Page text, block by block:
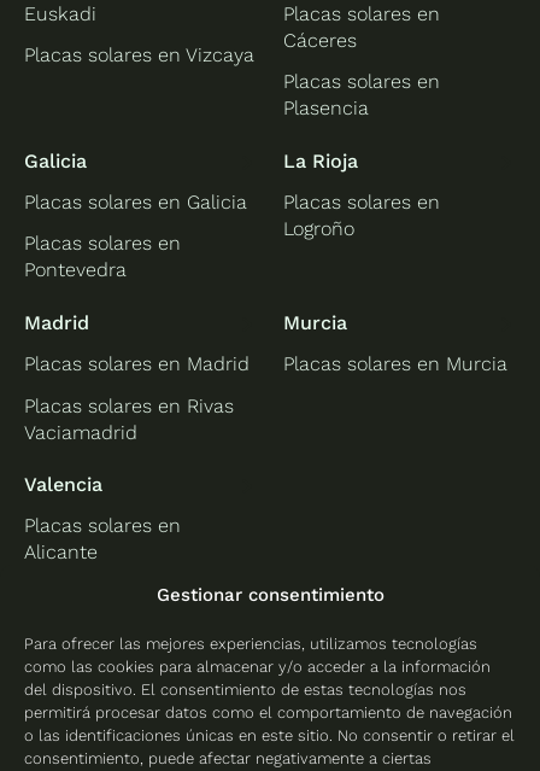
Gestionar consentimiento
Para ofrecer las mejores experiencias, utilizamos tecnologías
como las cookies para almacenar y/o acceder a la información
del dispositivo. El consentimiento de estas tecnologías nos
permitirá procesar datos como el comportamiento de navegación
o las identificaciones únicas en este sitio. No consentir o retirar el
consentimiento, puede afectar negativamente a ciertas
Euskadi
Placas solares en Vizcaya
Placas solares en
Cáceres
Placas solares en
Plasencia
Galicia
Placas solares en Galicia
Placas solares en
Pontevedra
La Rioja
Placas solares en
Logroño
Madrid
Placas solares en Madrid
Placas solares en Rivas
Vaciamadrid
Murcia
Placas solares en Murcia
Valencia
Placas solares en
Alicante
Placas solares en
Placas solares en
Valencia